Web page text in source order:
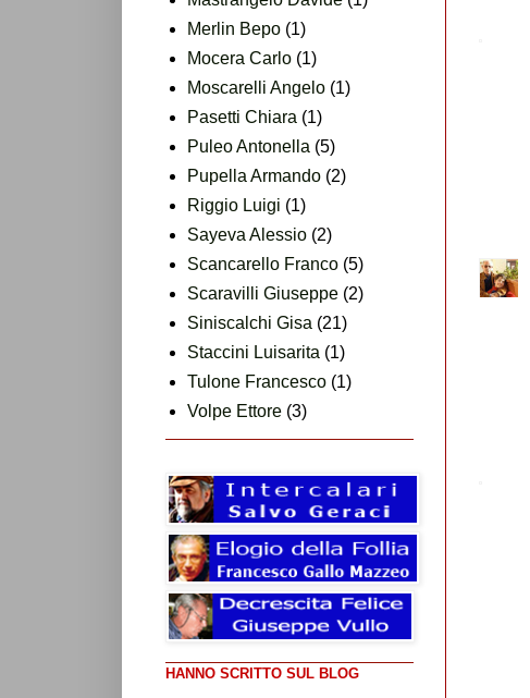
Merlin Bepo (1)
Mocera Carlo (1)
Moscarelli Angelo (1)
Pasetti Chiara (1)
Puleo Antonella (5)
Pupella Armando (2)
Riggio Luigi (1)
Sayeva Alessio (2)
Scancarello Franco (5)
Scaravilli Giuseppe (2)
Siniscalchi Gisa (21)
Staccini Luisarita (1)
Tulone Francesco (1)
Volpe Ettore (3)
HANNO SCRITTO SUL BLOG